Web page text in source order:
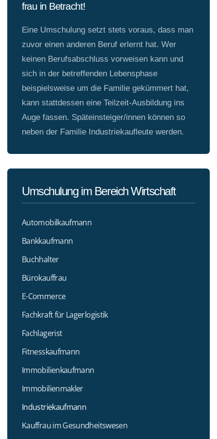
frau in Betracht!
Eine Umschulung setzt stets voraus, dass man
zuvor einen anderen Beruf erlernt hat. Wer
keinen Berufsabschluss vorweisen kann und
sich in der betreffenden Lebensphase
beispielsweise um die Familie gekümmert hat,
kann stattdessen eine Teilzeit-Ausbildung ins
Auge fassen. Späteinsteiger/innen können so
neben der Familie Industriekaufleute werden.
Umschulung im Bereich Wirtschaft
Automobilkaufmann
Bankkaufmann
Buchhalter
Bürokauffrau
E-Commerce
Fachkraft für Lagerlogistik
Fachlagerist
Fitnesskaufmann
Immobilienkaufmann
Immobilienmakler
Industriekaufmann
Kauffrau im Gesundheitswesen